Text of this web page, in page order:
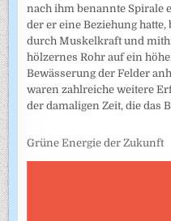
nach ihm benannte Spirale
der er eine Beziehung
durch Muskelkraft und
hölzernes Rohr auf ein
Bewässerung der Felder
waren zahlreiche weitere
der damaligen Zeit, die das
Grüne Energie der Zukunft